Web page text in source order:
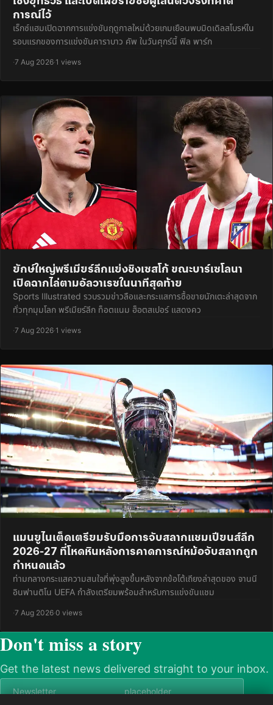
การณ์ไว้
เร็กซ์แฮมเปิดฉากการแข่งขันฤดูกาลใหม่ด้วยเกมเยือนพบมิดเดิลสโบรห์ใน
รอบแรกของการแข่งขันคาราบาว คัพ ในวันศุกร์นี้ ฟิล พาร์ก
·7 Aug 2026·1 views
ยักษ์ใหญ่พรีเมียร์ลีกแย่งชิงเซสโก้ ขณะบาร์เซโลนา
เปิดฉากไล่ตามอัลวาเรซในนาทีสุดท้าย
Sports Illustrated รวบรวมข่าวลือและกระแสการซื้อขายนักเตะล่าสุดจาก
ทั่วทุกมุมโลก พรีเมียร์ลีก ท็อตแนม ฮ็อตสเปอร์ แสดงคว
·7 Aug 2026·1 views
แมนยูไนเต็ดเตรียมรับมือการจับสลากแชมเปียนส์ลีก
2026-27 ที่โหดหินหลังการคาดการณ์หม้อจับสลากถูก
กำหนดแล้ว
ท่ามกลางกระแสความสนใจที่พุ่งสูงขึ้นหลังจากข้อโต้เถียงล่าสุดของ จานนี
อินฟานติโน UEFA กำลังเตรียมพร้อมสำหรับการแข่งขันแชม
·7 Aug 2026·0 views
Don't miss a story
Get the latest news delivered straight to your inbox.